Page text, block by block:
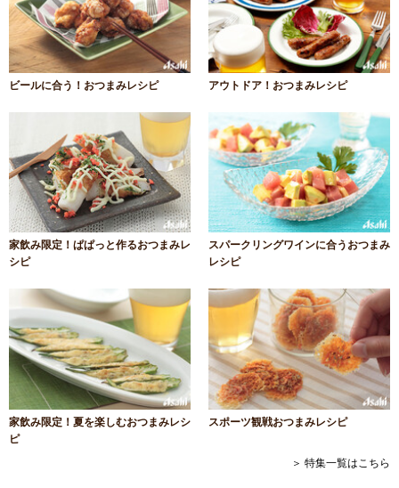
ビールに合う！おつまみレシピ アウトドア！おつまみレシピ
家飲み限定！ぱぱっと作るおつまみレ
シピ
スパークリングワインに合うおつまみ
レシピ
家飲み限定！夏を楽しむおつまみレシ
ピ
スポーツ観戦おつまみレシピ
＞ 特集一覧はこちら